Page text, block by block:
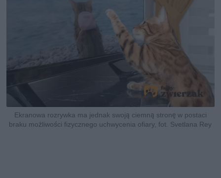
Ekranowa rozrywka ma jednak swoją ciemną stronę w postaci
braku możliwości fizycznego uchwycenia ofiary, fot. Svetlana Rey